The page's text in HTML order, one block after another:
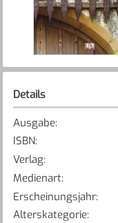
Details
Ausgabe:
ISBN:
Verlag:
Medienart:
Erscheinungsjahr:
Alterskategorie: